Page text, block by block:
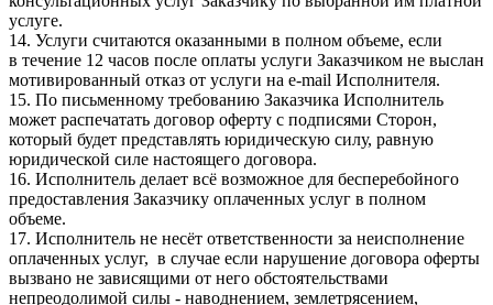
услуге.
14. Услуги считаются оказанными в полном объеме, если
в течение 12 часов после оплаты услуги Заказчиком не выслан
мотивированный отказ от услуги на e-mail Исполнителя.
15. По письменному требованию Заказчика Исполнитель
может распечатать договор оферту с подписями Сторон,
который будет представлять юридическую силу, равную
юридической силе настоящего договора.
16. Исполнитель делает всё возможное для бесперебойного
предоставления Заказчику оплаченных услуг в полном
объеме.
17. Исполнитель не несёт ответственности за неисполнение
оплаченных услуг, в случае если нарушение договора оферты
вызвано не зависящими от него обстоятельствами
непреодолимой силы - наводнением, землетрясением,